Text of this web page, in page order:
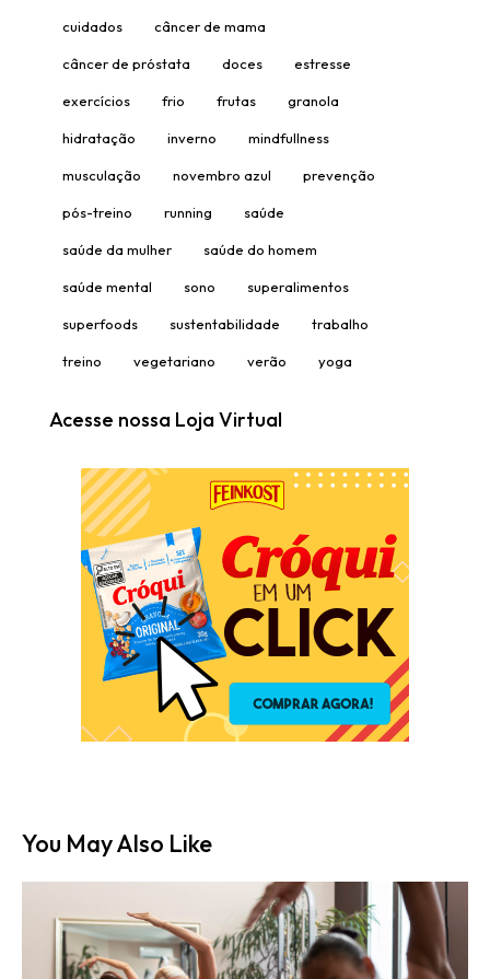
cuidados câncer de mama
câncer de próstata doces estresse
exercícios frio frutas granola
hidratação inverno mindfullness
musculação novembro azul prevenção
pós-treino running saúde
saúde da mulher saúde do homem
saúde mental sono superalimentos
superfoods sustentabilidade trabalho
treino vegetariano verão yoga
Acesse nossa Loja Virtual
You May Also Like